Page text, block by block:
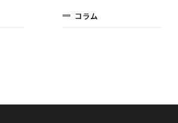
コラム